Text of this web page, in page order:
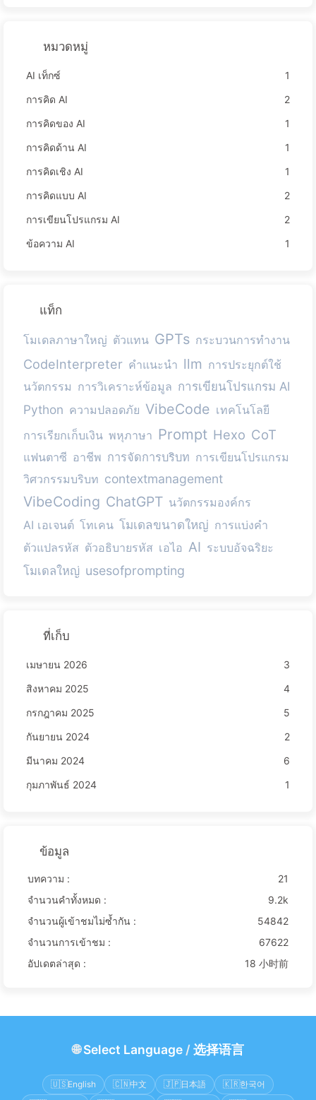
หมวดหมู่
AI เท็กซ์
1
การคิด AI
2
การคิดของ AI
1
การคิดด้าน AI
1
การคิดเชิง AI
1
การคิดแบบ AI
2
การเขียนโปรแกรม AI
2
ข้อความ AI
1
แท็ก
โมเดลภาษาใหญ่ ตัวแทน GPTs กระบวนการทำงาน
CodeInterpreter คำแนะนำ llm การประยุกต์ใช้
นวัตกรรม การวิเคราะห์ข้อมูล การเขียนโปรแกรม AI
Python ความปลอดภัย VibeCode เทคโนโลยี
การเรียกเก็บเงิน พหุภาษา Prompt Hexo CoT
แฟนตาซี อาชีพ การจัดการบริบท การเขียนโปรแกรม
วิศวกรรมบริบท contextmanagement
VibeCoding ChatGPT นวัตกรรมองค์กร
AI เอเจนต์ โทเคน โมเดลขนาดใหญ่ การแบ่งคำ
ตัวแปลรหัส ตัวอธิบายรหัส เอไอ AI ระบบอัจฉริยะ
โมเดลใหญ่ usesofprompting
ที่เก็บ
เมษายน 2026
3
สิงหาคม 2025
4
กรกฎาคม 2025
5
กันยายน 2024
2
มีนาคม 2024
6
กุมภาพันธ์ 2024
1
ข้อมูล
บทความ :
21
จำนวนคำทั้งหมด :
9.2k
จำนวนผู้เข้าชมไม่ซ้ำกัน :
54842
จำนวนการเข้าชม :
67622
อัปเดตล่าสุด :
18 小时前
🌐Select Language/ 选择语言
🇺🇸English 🇨🇳中文 🇯🇵日本語 🇰🇷한국어